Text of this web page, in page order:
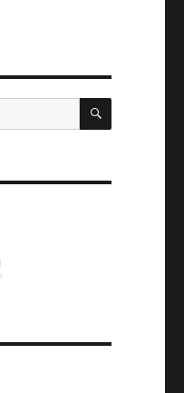
IEŠKOTI